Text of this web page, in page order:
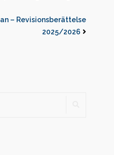
– Revisionsberättelse
2025/2026